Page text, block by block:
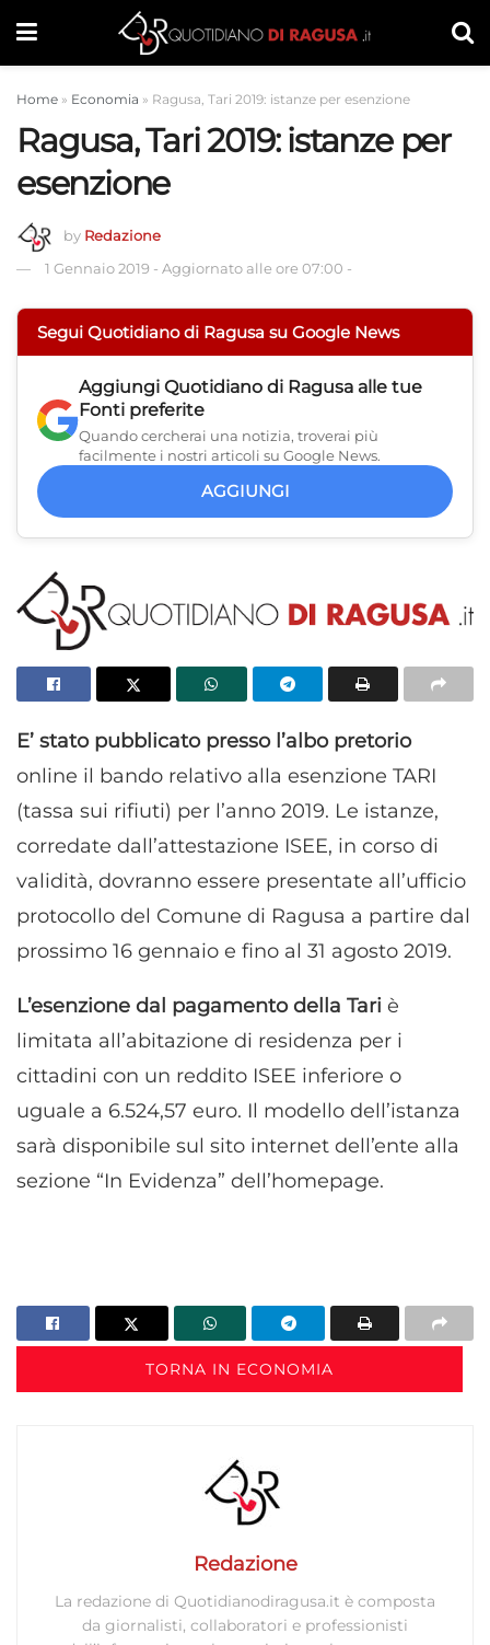
Home » Economia » Ragusa, Tari 2019: istanze per esenzione
Ragusa, Tari 2019: istanze per
esenzione
by Redazione
1 Gennaio 2019 - Aggiornato alle ore 07:00 -
Segui Quotidiano di Ragusa su Google News
Aggiungi Quotidiano di Ragusa alle tue
Fonti preferite
Quando cercherai una notizia, troverai più
facilmente i nostri articoli su Google News.
AGGIUNGI
E’ stato pubblicato presso l’albo pretorio
online il bando relativo alla esenzione TARI
(tassa sui rifiuti) per l’anno 2019. Le istanze,
corredate dall’attestazione ISEE, in corso di
validità, dovranno essere presentate all’ufficio
protocollo del Comune di Ragusa a partire dal
prossimo 16 gennaio e fino al 31 agosto 2019.
L’esenzione dal pagamento della Tari è
limitata all’abitazione di residenza per i
cittadini con un reddito ISEE inferiore o
uguale a 6.524,57 euro. Il modello dell’istanza
sarà disponibile sul sito internet dell’ente alla
sezione “In Evidenza” dell’homepage.
TORNA IN ECONOMIA
Redazione
La redazione di Quotidianodiragusa.it è composta
da giornalisti, collaboratori e professionisti